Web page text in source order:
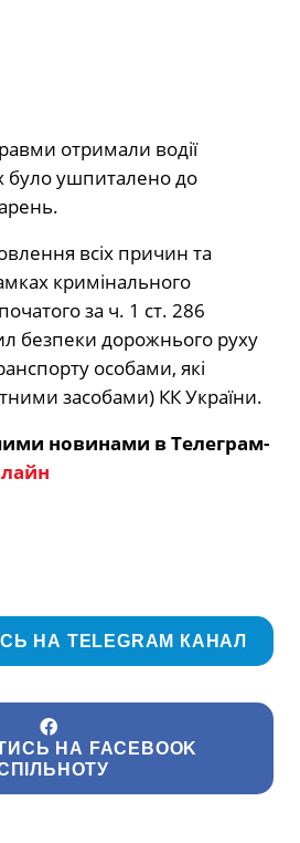
отримали водії
було ушпиталено до
всіх причин та
кримінального
за ч. 1 ст. 286
безпеки дорожнього руху
особами, які
засобами) КК України.
новинами в Телеграм-
НА TELEGRAM КАНАЛ
НА FACEBOOK